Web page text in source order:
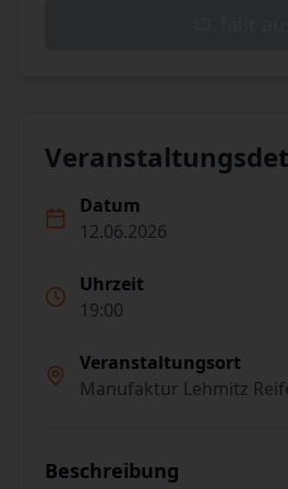
Datum
12.06.2026
Uhrzeit
19:00
Veranstaltungsort
Manufaktur Lehmitz
Beschreibung